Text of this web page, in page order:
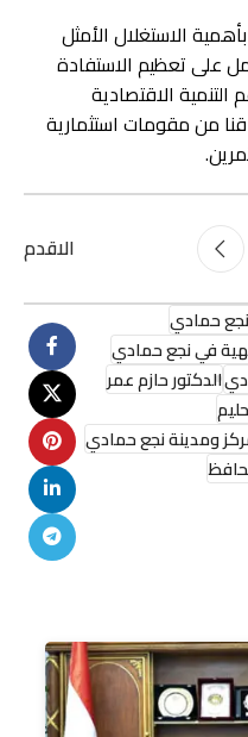
الاستغلال الأمثل
على تعظيم الاستفادة
الاقتصادية
من مقومات استثمارية
الاقدم
حمادي
في نجع حمادي
الدكتور حازم عمر
ومدينة نجع حمادي